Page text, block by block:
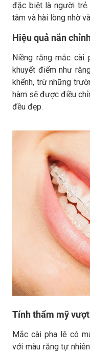
đặc biệt là người
tâm và hài lòng nhờ
Hiệu quả nắn
Niềng răng mắc cài
khuyết điểm như
khểnh, trừ những
hàm sẽ được điều
đều đẹp.
Tính thẩm mỹ
Mắc cài pha lê có
với màu răng tự